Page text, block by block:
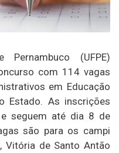
(UFPE)
com 114 vagas
em Educação
Estado. As inscrições
seguem até dia 8 de
são para os campi
Vitória de Santo Antão